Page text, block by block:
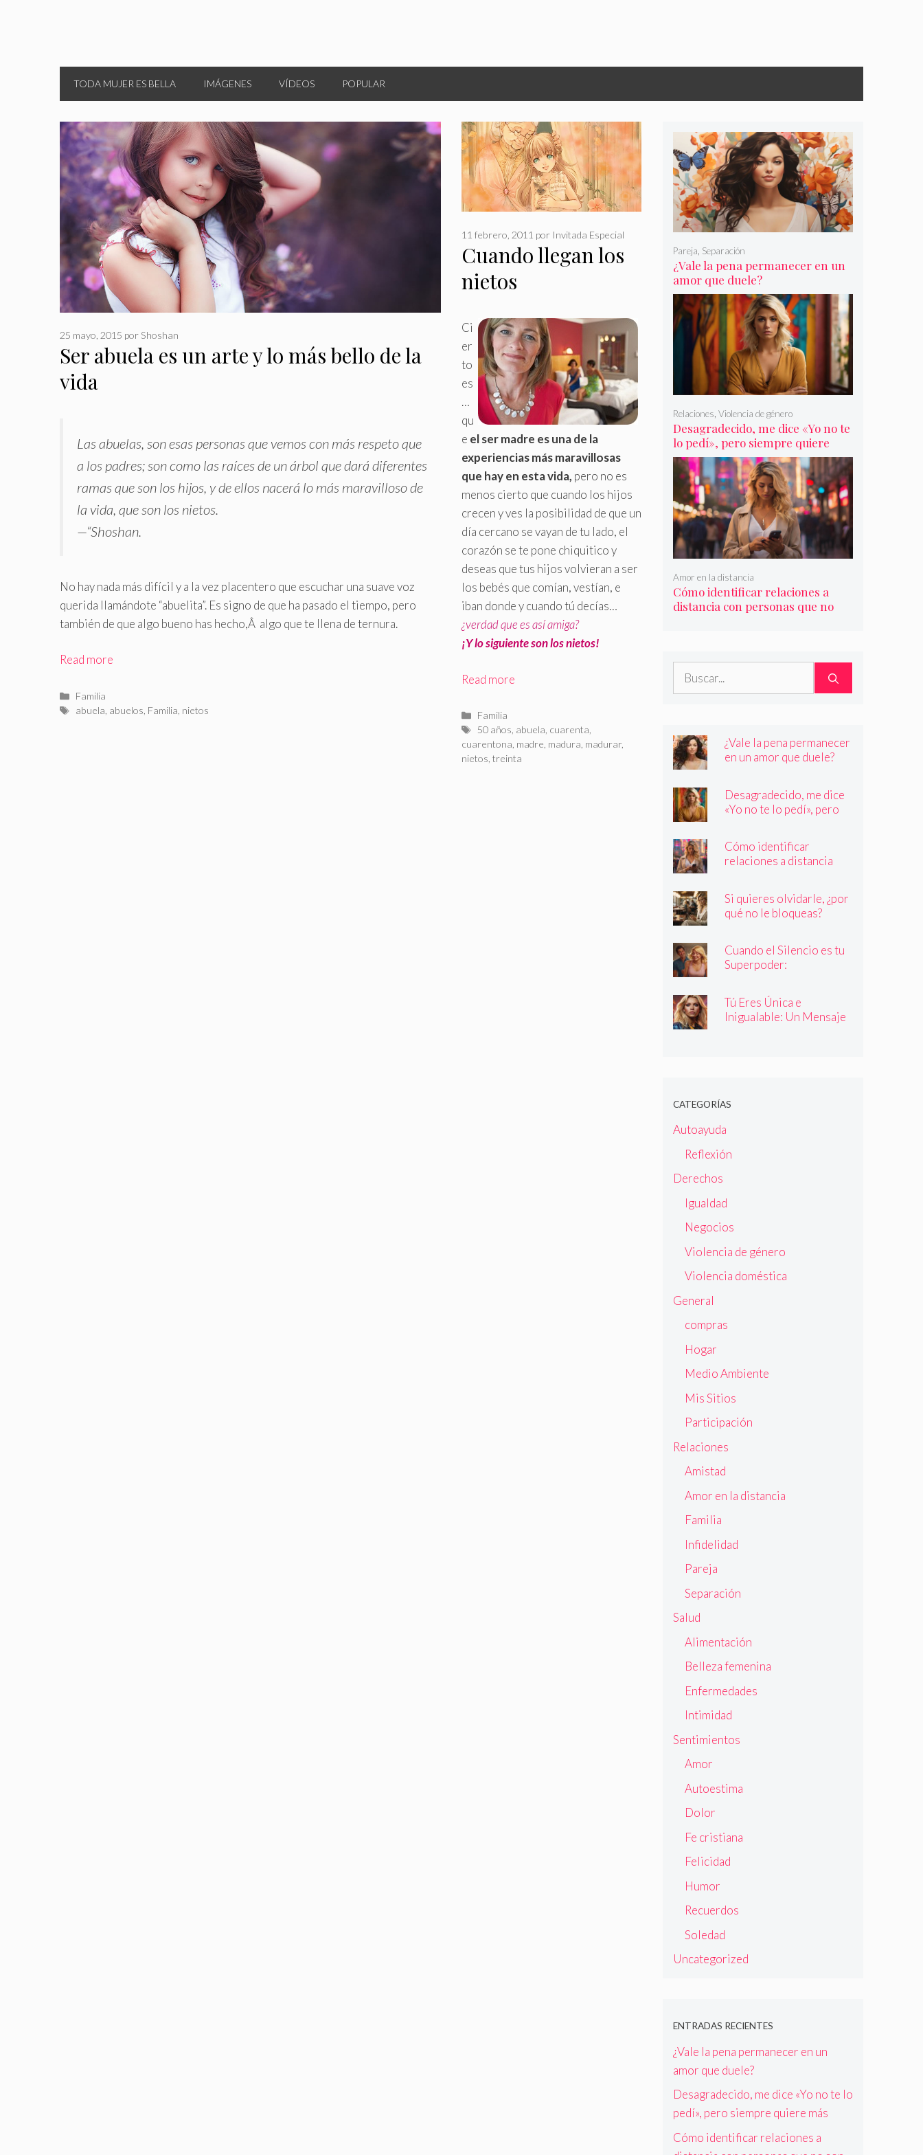
TODA MUJER ES BELLA IMÁGENES VÍDEOS POPULAR
Ser abuela es un arte y lo más bello de la
vida
25 mayo, 2015 por Shoshan
Las abuelas, son esas personas que vemos con más respeto que
a los padres; son como las raíces de un árbol que dará diferentes
ramas que son los hijos, y de ellos nacerá lo más maravilloso de
la vida, que son los nietos.
—“Shoshan.
No hay nada más difícil y a la vez placentero que escuchar una suave voz
querida llamándote “abuelita”. Es signo de que ha pasado el tiempo, pero
también de que algo bueno has hecho,Â algo que te llena de ternura.
Read more
Categorías
Familia
Etiquetas
abuela abuelos Familia nietos
Cuando llegan los
nietos
11 febrero, 2011 por Invitada Especial
Ci
er
to
es
…
qu
e el ser madre es una de la
experiencias más maravillosas
que hay en esta vida, pero no es
menos cierto que cuando los hijos
crecen y ves la posibilidad de que un
día cercano se vayan de tu lado, el
corazón se te pone chiquitico y
deseas que tus hijos volvieran a ser
los bebés que comían, vestían, e
iban donde y cuando tú decías…
¿verdad que es así amiga?
¡Y lo siguiente son los nietos!
Read more
Categorías
Familia
Etiquetas
50 años, abuela, cuarenta,
cuarentona, madre, madura, madurar,
nietos, treinta
¿Vale la pena permanecer en un
amor que duele?
Pareja Separación
Desagradecido, me dice «Yo no te
lo pedí», pero siempre quiere
más
Relaciones, Violencia de género
Cómo identificar relaciones a
distancia con personas que no
Amor en la distancia
Buscar:
¿Vale la pena permanecer
en un amor que duele?
Desagradecido, me dice
«Yo no te lo pedí», pero
Cómo identificar
relaciones a distancia
Si quieres olvidarle, ¿por
qué no le bloqueas?
Cuando el Silencio es tu
Superpoder:
de Callar
Tú Eres Única e
Inigualable: Un Mensaje
CATEGORÍAS
Autoayuda
Reflexión
Derechos
Igualdad
Negocios
Violencia de género
Violencia doméstica
General
compras
Hogar
Medio Ambiente
Mis Sitios
Participación
Relaciones
Amistad
Amor en la distancia
Familia
Infidelidad
Pareja
Separación
Salud
Alimentación
Belleza femenina
Enfermedades
Intimidad
Sentimientos
Amor
Autoestima
Dolor
Fe cristiana
Felicidad
Humor
Recuerdos
Soledad
Uncategorized
ENTRADAS RECIENTES
¿Vale la pena permanecer en un
amor que duele?
Desagradecido, me dice «Yo no te lo
pedí», pero siempre quiere más
Cómo identificar relaciones a